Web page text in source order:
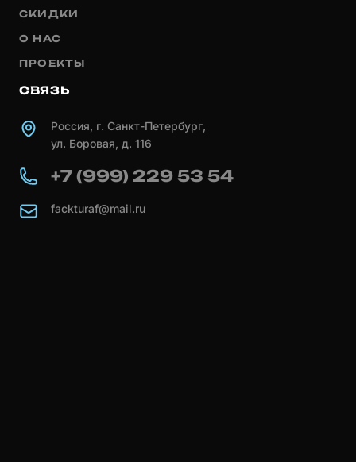
СКИДКИ
О НАС
ПРОЕКТЫ
СВЯЗЬ
Россия, г. Санкт-Петербург,
ул. Боровая, д. 116
+7 (999) 229 53 54
fackturaf@mail.ru